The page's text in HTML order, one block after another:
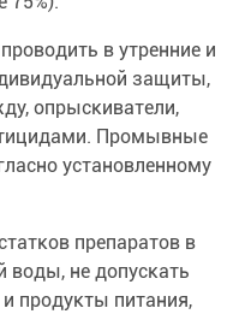
в утренние и
защиты,
опрыскиватели,
Промывные
установленному
препаратов в
воды, не допускать
продукты питания,